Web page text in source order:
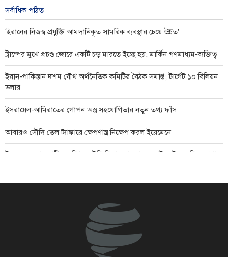
খবর
সর্বাধিক পঠিত
'ইরানের নিজস্ব প্রযুক্তি আমদানিকৃত সামরিক ব্যবস্থার চেয়ে উন্নত'
ট্রাম্পের মুখে প্রচণ্ড জোরে একটি চড় মারতে ইচ্ছে হয়: মার্কিন গণমাধ্যম-ব্যক্তিত্ব
ইরান-পাকিস্তান দশম যৌথ অর্থনৈতিক কমিটির বৈঠক সমাপ্ত; টার্গেট ১০ বিলিয়ন
ডলার
ইসরায়েল-আমিরাতের গোপন অস্ত্র সহযোগিতার নতুন তথ্য ফাঁস
আবারও সৌদি তেল ট্যাঙ্কারে ক্ষেপণাস্ত্র নিক্ষেপ করল ইয়েমেনে
ইয়েমেনের রাজধানী প্রকম্পিত সৌদি বিমান হামলায়, দুবাইয়ে ইয়েমেনি ক্ষেপণাস্ত্র
মার্কিন ঘাঁটি নিয়ে ইরানের হুঁশিয়ারি: এই অঞ্চল থেকে বহিষ্কারের দিন ঘনিয়ে
দিল্লিতে সংবাদ সম্মেলনে শেখ হাসিনাকে কথা বলার অনুমতি দেওয়ায় ঢাকার